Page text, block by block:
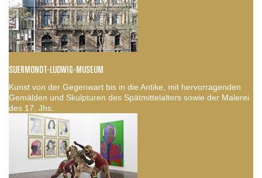
SUERMONDT-LUDWIG-MUSEUM
Kunst von der Gegenwart bis in die Antike, mit hervorragenden
Gemälden und Skulpturen des Spätmittelalters sowie der Malerei
des 17. Jhs.